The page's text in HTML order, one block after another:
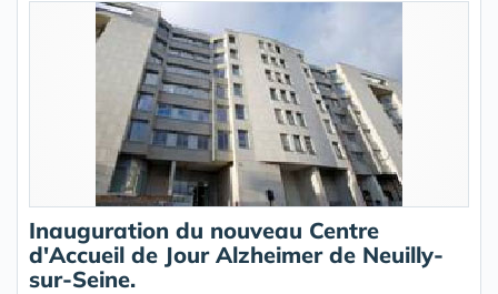
Inauguration du nouveau Centre
d'Accueil de Jour Alzheimer de Neuilly-
sur-Seine.